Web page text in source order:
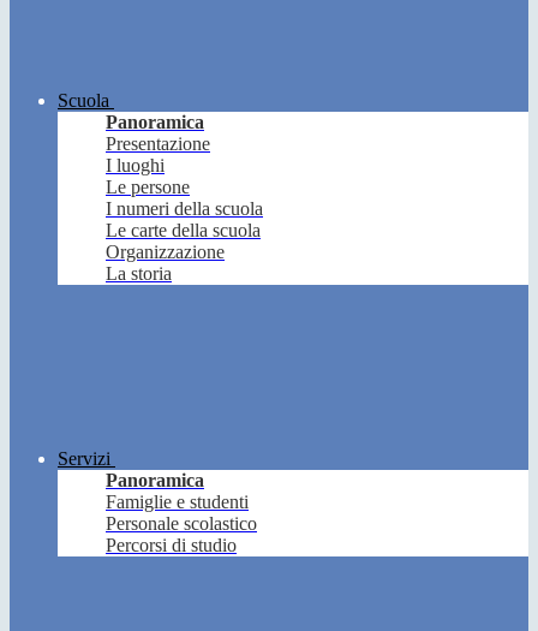
Scuola
Panoramica
Presentazione
I luoghi
Le persone
I numeri della scuola
Le carte della scuola
Organizzazione
La storia
Servizi
Panoramica
Famiglie e studenti
Personale scolastico
Percorsi di studio